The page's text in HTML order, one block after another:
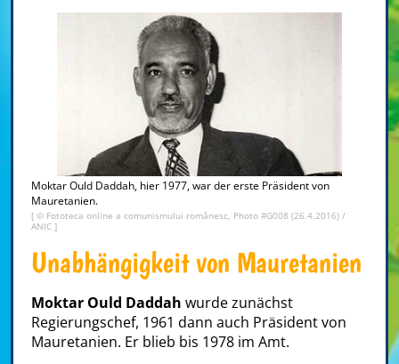
Moktar Ould Daddah, hier 1977, war der erste Präsident von
Mauretanien.
[ © Fototeca online a comunismului românesc, Photo #G008 (26.4.2016) /
ANIC ]
Unabhängigkeit von Mauretanien
Moktar Ould Daddah wurde zunächst
Regierungschef, 1961 dann auch Präsident von
Mauretanien. Er blieb bis 1978 im Amt.